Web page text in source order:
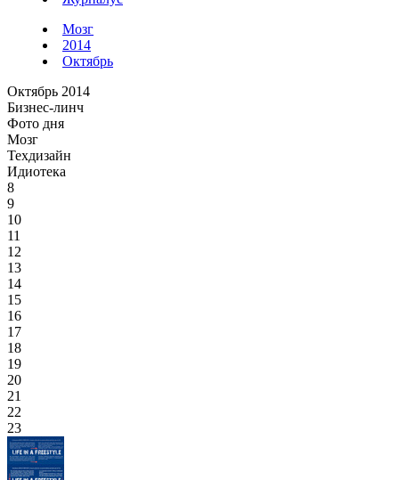
Мозг
2014
Октябрь
Октябрь 2014
Бизнес-линч
Фото дня
Мозг
Техдизайн
Идиотека
8
9
10
11
12
13
14
15
16
17
18
19
20
21
22
23